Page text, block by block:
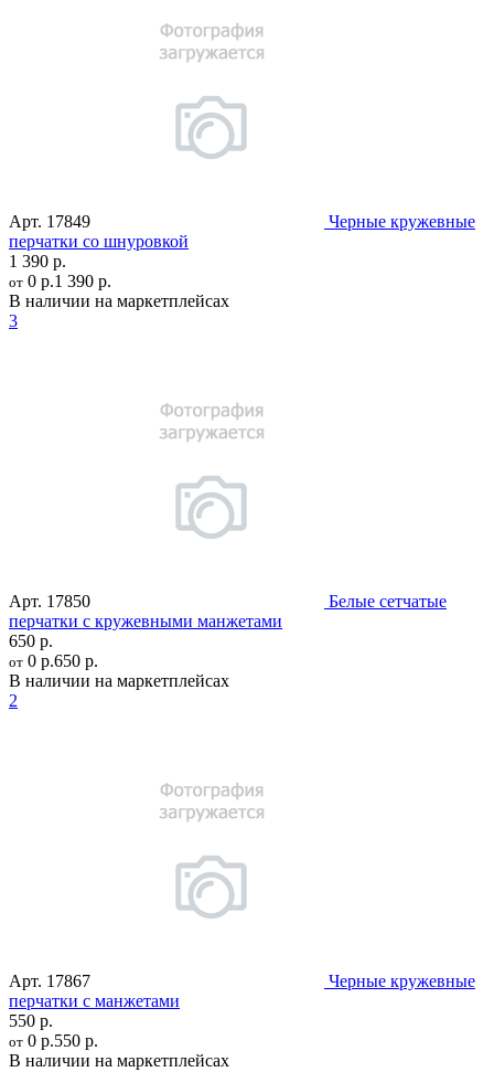
Арт. 17849
Черные кружевные
перчатки со шнуровкой
1 390 р.
от 0 р.1 390 р.
В наличии на маркетплейсах
3
Арт. 17850
Белые сетчатые
перчатки с кружевными манжетами
650 р.
от 0 р.650 р.
В наличии на маркетплейсах
2
Арт. 17867
Черные кружевные
перчатки с манжетами
550 р.
от 0 р.550 р.
В наличии на маркетплейсах